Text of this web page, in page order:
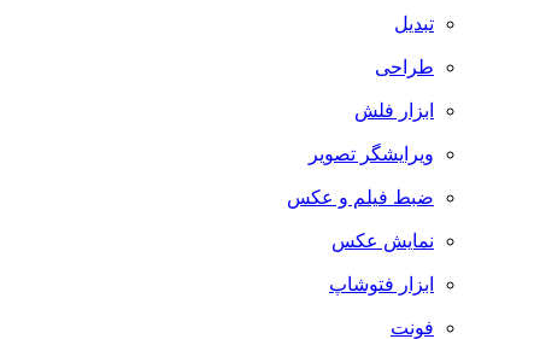
تبدیل
طراحی
ابزار فلش
ویرایشگر تصویر
ضبط فيلم و عكس
نمایش عکس
ابزار فتوشاپ
فونت